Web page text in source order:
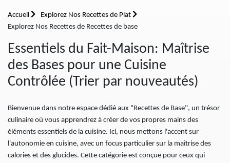
Accueil
Explorez Nos Recettes de Plat
Explorez Nos Recettes de Recettes de base
Essentiels du Fait-Maison: Maîtrise
des Bases pour une Cuisine
Contrôlée (Trier par nouveautés)
Bienvenue dans notre espace dédié aux "Recettes de Base", un trésor
culinaire où vous apprendrez à créer de vos propres mains des
éléments essentiels de la cuisine. Ici, nous mettons l'accent sur
l'autonomie en cuisine, avec un focus particulier sur la maîtrise des
calories et des glucides. Cette catégorie est conçue pour ceux qui